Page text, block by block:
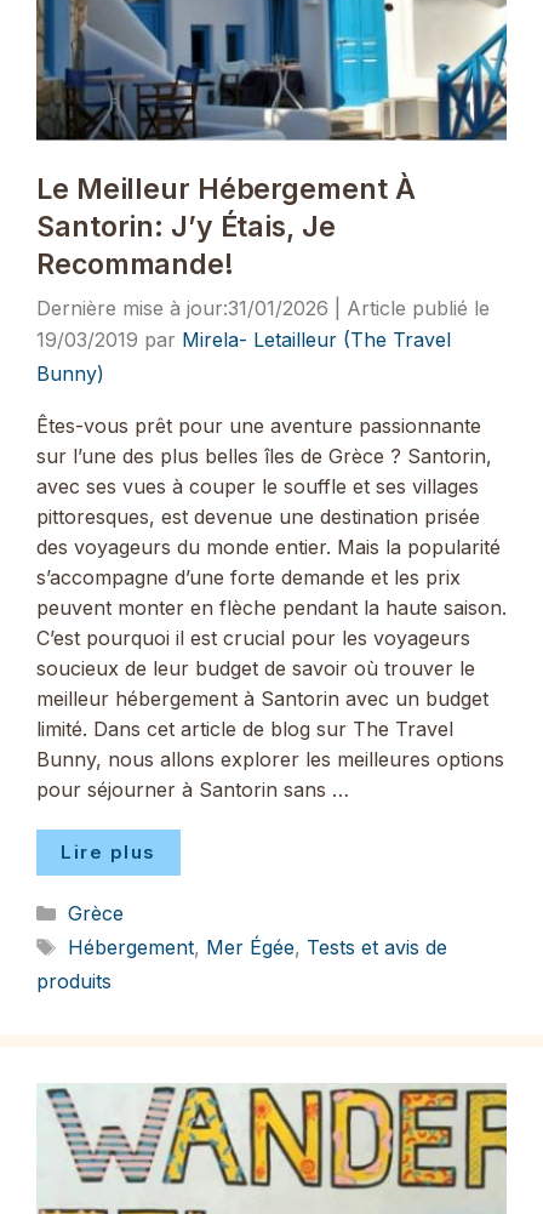
Le Meilleur Hébergement À
Santorin: J’y Étais, Je
Recommande!
31/01/2026
19/03/2019 par Mirela- Letailleur (The Travel
Bunny)
Êtes-vous prêt pour une aventure passionnante
sur l’une des plus belles îles de Grèce ? Santorin,
avec ses vues à couper le souffle et ses villages
pittoresques, est devenue une destination prisée
des voyageurs du monde entier. Mais la popularité
s’accompagne d’une forte demande et les prix
peuvent monter en flèche pendant la haute saison.
C’est pourquoi il est crucial pour les voyageurs
soucieux de leur budget de savoir où trouver le
meilleur hébergement à Santorin avec un budget
limité. Dans cet article de blog sur The Travel
Bunny, nous allons explorer les meilleures options
pour séjourner à Santorin sans …
Lire plus
Catégories
Grèce
Étiquettes
Hébergement, Mer Égée, Tests et avis de
produits